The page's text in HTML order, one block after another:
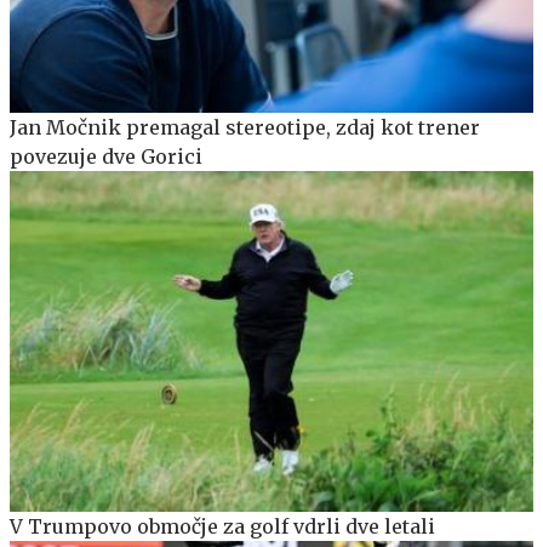
Jan Močnik premagal stereotipe, zdaj kot trener
povezuje dve Gorici
V Trumpovo območje za golf vdrli dve letali